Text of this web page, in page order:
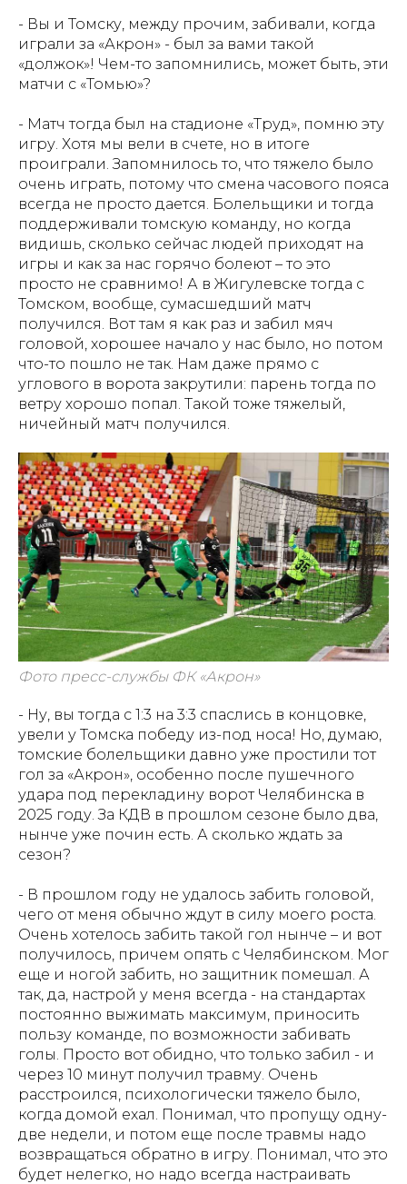
- Вы и Томску, между прочим, забивали, когда
играли за «Акрон» - был за вами такой
«должок»! Чем-то запомнились, может быть, эти
матчи с «Томью»?
- Матч тогда был на стадионе «Труд», помню эту
игру. Хотя мы вели в счете, но в итоге
проиграли. Запомнилось то, что тяжело было
очень играть, потому что смена часового пояса
всегда не просто дается. Болельщики и тогда
поддерживали томскую команду, но когда
видишь, сколько сейчас людей приходят на
игры и как за нас горячо болеют – то это
просто не сравнимо! А в Жигулевске тогда с
Томском, вообще, сумасшедший матч
получился. Вот там я как раз и забил мяч
головой, хорошее начало у нас было, но потом
что-то пошло не так. Нам даже прямо с
углового в ворота закрутили: парень тогда по
ветру хорошо попал. Такой тоже тяжелый,
ничейный матч получился.
Фото пресс-службы ФК «Акрон»
- Ну, вы тогда с 1:3 на 3:3 спаслись в концовке,
увели у Томска победу из-под носа! Но, думаю,
томские болельщики давно уже простили тот
гол за «Акрон», особенно после пушечного
удара под перекладину ворот Челябинска в
2025 году. За КДВ в прошлом сезоне было два,
нынче уже почин есть. А сколько ждать за
сезон?
- В прошлом году не удалось забить головой,
чего от меня обычно ждут в силу моего роста.
Очень хотелось забить такой гол нынче – и вот
получилось, причем опять с Челябинском. Мог
еще и ногой забить, но защитник помешал. А
так, да, настрой у меня всегда - на стандартах
постоянно выжимать максимум, приносить
пользу команде, по возможности забивать
голы. Просто вот обидно, что только забил - и
через 10 минут получил травму. Очень
расстроился, психологически тяжело было,
когда домой ехал. Понимал, что пропущу одну-
две недели, и потом еще после травмы надо
возвращаться обратно в игру. Понимал, что это
будет нелегко, но надо всегда настраивать